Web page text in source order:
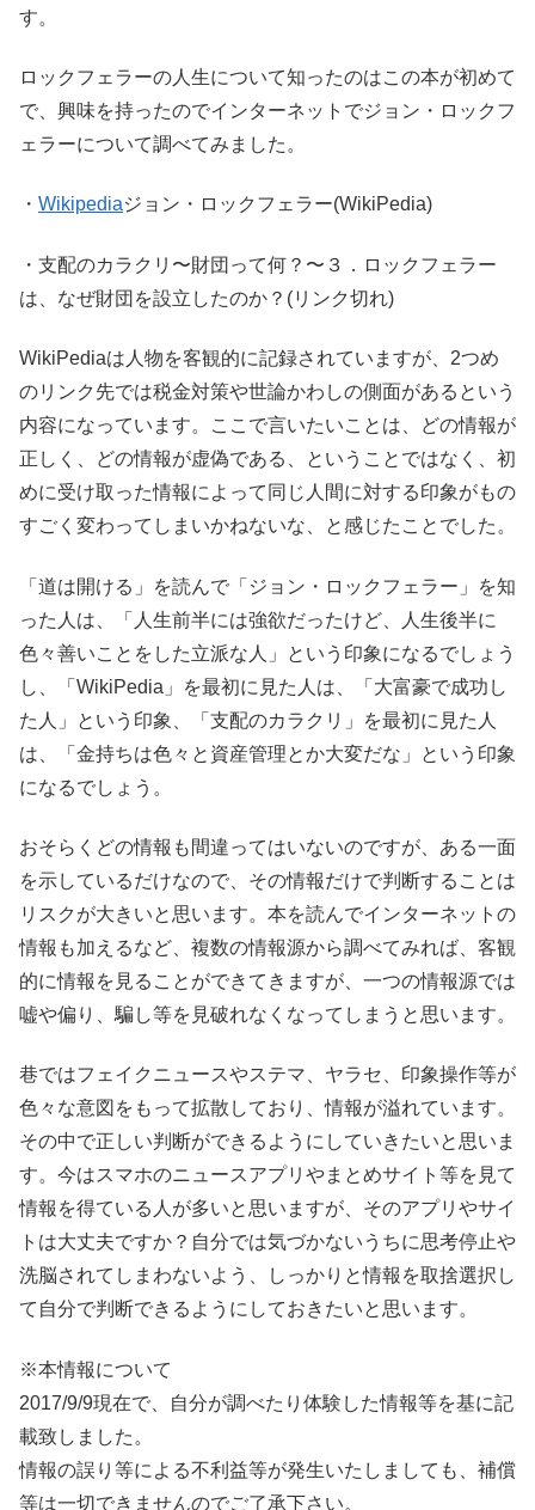
す。
ロックフェラーの人生について知ったのはこの本が初めて
で、興味を持ったのでインターネットでジョン・ロックフ
ェラーについて調べてみました。
・ Wikipediaジョン・ロックフェラー(WikiPedia)
・支配のカラクリ〜財団って何？〜３．ロックフェラー
は、なぜ財団を設立したのか？(リンク切れ)
WikiPediaは人物を客観的に記録されていますが、2つめ
のリンク先では税金対策や世論かわしの側面があるという
内容になっています。ここで言いたいことは、どの情報が
正しく、どの情報が虚偽である、ということではなく、初
めに受け取った情報によって同じ人間に対する印象がもの
すごく変わってしまいかねないな、と感じたことでした。
「道は開ける」を読んで「ジョン・ロックフェラー」を知
った人は、「人生前半には強欲だったけど、人生後半に
色々善いことをした立派な人」という印象になるでしょう
し、「WikiPedia」を最初に見た人は、「大富豪で成功し
た人」という印象、「支配のカラクリ」を最初に見た人
は、「金持ちは色々と資産管理とか大変だな」という印象
になるでしょう。
おそらくどの情報も間違ってはいないのですが、ある一面
を示しているだけなので、その情報だけで判断することは
リスクが大きいと思います。本を読んでインターネットの
情報も加えるなど、複数の情報源から調べてみれば、客観
的に情報を見ることができてきますが、一つの情報源では
嘘や偏り、騙し等を見破れなくなってしまうと思います。
巷ではフェイクニュースやステマ、ヤラセ、印象操作等が
色々な意図をもって拡散しており、情報が溢れています。
その中で正しい判断ができるようにしていきたいと思いま
す。今はスマホのニュースアプリやまとめサイト等を見て
情報を得ている人が多いと思いますが、そのアプリやサイ
トは大丈夫ですか？自分では気づかないうちに思考停止や
洗脳されてしまわないよう、しっかりと情報を取捨選択し
て自分で判断できるようにしておきたいと思います。
※本情報について
2017/9/9現在で、自分が調べたり体験した情報等を基に記
載致しました。
情報の誤り等による不利益等が発生いたしましても、補償
等は一切できませんのでご了承下さい。